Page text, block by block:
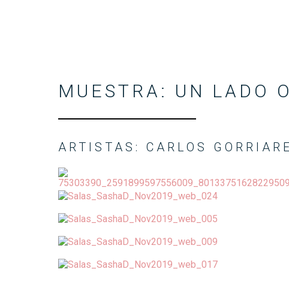
MUESTRA: UN LADO
ARTISTAS: CARLOS